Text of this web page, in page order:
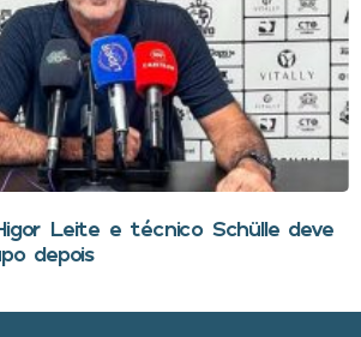
Leite e técnico Schülle deve
depois